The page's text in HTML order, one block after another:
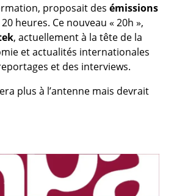
proposait des émissions
heures. Ce nouveau « 20h »,
, actuellement à la tête de la
et actualités internationales
et des interviews.
plus à l’antenne mais devrait